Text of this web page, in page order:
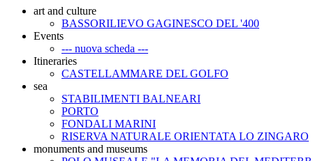
art and culture
BASSORILIEVO GAGINESCO DEL '400
Events
--- nuova scheda ---
Itineraries
CASTELLAMMARE DEL GOLFO
sea
STABILIMENTI BALNEARI
PORTO
FONDALI MARINI
RISERVA NATURALE ORIENTATA LO ZINGARO
monuments and museums